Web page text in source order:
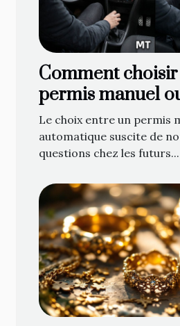
Comment
permis manuel
automatique ?
Le choix entre un permis
automatique suscite de
questions chez les futurs...